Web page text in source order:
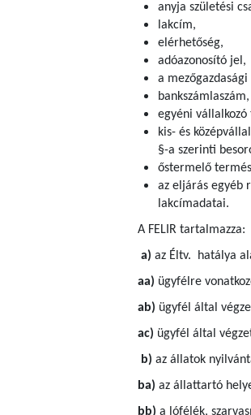
anyja születési
lakcím,
elérhetőség,
adóazonosító jel,
a
bankszámlaszám,
egyéni vállalkozó
kis- és
§-a szerinti
őstermelő
az eljárás egyéb
lakcímadatai.
A FELIR tartalmazza:
a) az Éltv. hatálya
aa) ügyfélre
ab) ügyfél által
ac) ügyfél által
b) az állatok
ba) az állattartó
bb) a lófélék,